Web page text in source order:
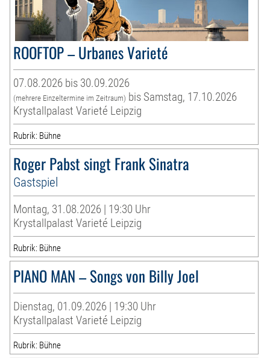
ROOFTOP – Urbanes Varieté
07.08.2026 bis 30.09.2026
(mehrere Einzeltermine im Zeitraum) bis Samstag, 17.10.2026
Krystallpalast Varieté Leipzig
Rubrik: Bühne
Roger Pabst singt Frank Sinatra
Gastspiel
Montag, 31.08.2026 | 19:30 Uhr
Krystallpalast Varieté Leipzig
Rubrik: Bühne
PIANO MAN – Songs von Billy Joel
Dienstag, 01.09.2026 | 19:30 Uhr
Krystallpalast Varieté Leipzig
Rubrik: Bühne